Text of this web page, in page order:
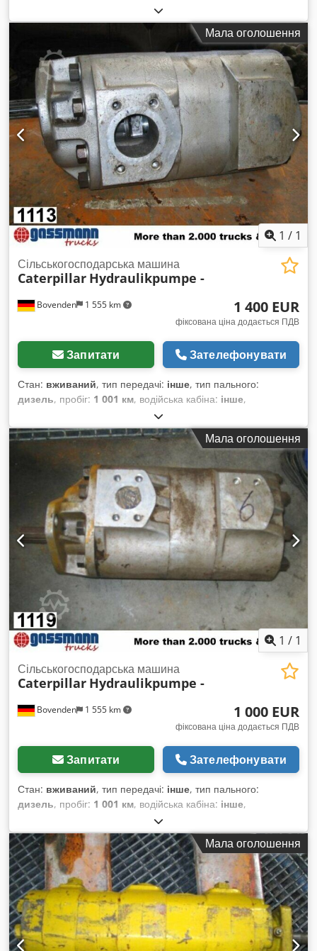
Мала оголошення
1 / 1
Bovenden 1 555 km
Сільськогосподарська машина
Caterpillar Hydraulikpumpe -
1 400 EUR
фіксована ціна додається ПДВ
Запитати Зателефонувати
Стан: вживаний, тип передачі: інше, тип пального:
дизель, пробіг: 1 001 км, водійська кабіна: інше,
Мала оголошення
1 / 1
Bovenden 1 555 km
Сільськогосподарська машина
Caterpillar Hydraulikpumpe -
1 000 EUR
фіксована ціна додається ПДВ
Запитати Зателефонувати
Стан: вживаний, тип передачі: інше, тип пального:
дизель, пробіг: 1 001 км, водійська кабіна: інше,
Мала оголошення